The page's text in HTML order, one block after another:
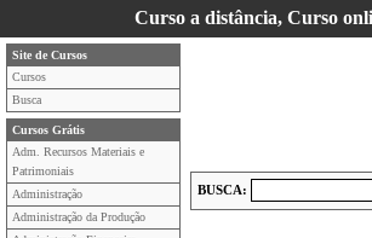
Curso a distância, Curso
Site de Cursos
Cursos
Busca
Cursos Grátis
Adm. Recursos Materiais e
Patrimoniais
Administração
Administração da Produção
BUSCA: